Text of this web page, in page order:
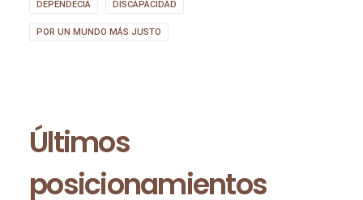
DEPENDECIA DISCAPACIDAD
POR UN MUNDO MÁS JUSTO
Últimos
posicionamientos